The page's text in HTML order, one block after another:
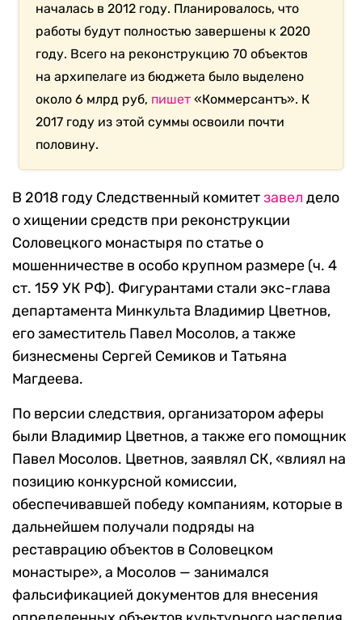
началась в 2012 году. Планировалось, что
работы будут полностью завершены к 2020
году. Всего на реконструкцию 70 объектов
на архипелаге из бюджета было выделено
около 6 млрд руб, пишет «Коммерсантъ». К
2017 году из этой суммы освоили почти
половину.
В 2018 году Следственный комитетзавел дело
о хищении средств при реконструкции
Соловецкого монастыря по статье о
мошенничестве в особо крупном размере (ч. 4
ст. 159 УК РФ). Фигурантами стали экс-глава
департамента Минкульта Владимир Цветнов,
его заместитель Павел Мосолов, а также
бизнесмены Сергей Семиков и Татьяна
Магдеева.
По версии следствия, организатором аферы
были Владимир Цветнов, а также его помощник
Павел Мосолов. Цветнов, заявлял СК, «влиял на
позицию конкурсной комиссии,
обеспечивавшей победу компаниям, которые в
дальнейшем получали подряды на
реставрацию объектов в Соловецком
монастыре», а Мосолов — занимался
фальсификацией документов для внесения